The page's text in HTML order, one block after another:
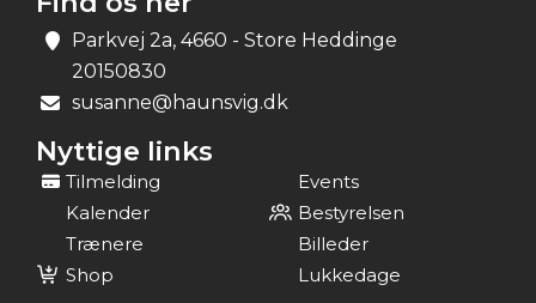
Parkvej 2a, 4660 - Store Heddinge
20150830
susanne@haunsvig.dk
Nyttige links
Tilmelding
Events
Kalender
Bestyrelsen
Trænere
Billeder
Shop
Lukkedage